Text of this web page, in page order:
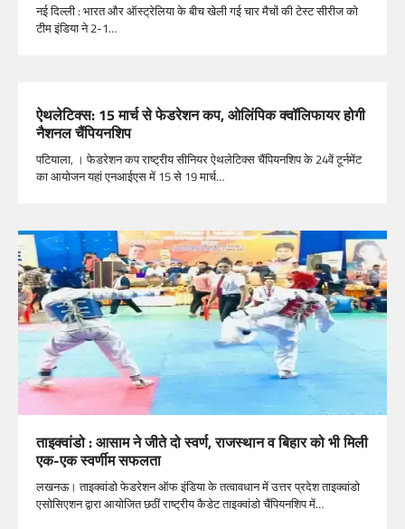
नई दिल्ली : भारत और ऑस्ट्रेलिया के बीच खेली गई चार मैचों की टेस्ट सीरीज को
टीम इंडिया ने 2-1…
ऐथलेटिक्स: 15 मार्च से फेडरेशन कप, ओलिंपिक क्वॉलिफायर होगी
नैशनल चैंपियनशिप
पटियाला, । फेडरेशन कप राष्ट्रीय सीनियर ऐथलेटिक्स चैंपियनशिप के 24वें टूर्नमेंट
का आयोजन यहां एनआईएस में 15 से 19 मार्च…
ताइक्वांडो : आसाम ने जीते दो स्वर्ण, राजस्थान व बिहार को भी मिली
एक-एक स्वर्णीम सफलता
लखनऊ। ताइक्वांडो फेडरेशन ऑफ इंडिया के तत्वावधान में उत्तर प्रदेश ताइक्वांडो
एसोसिएशन द्वारा आयोजित छठीं राष्ट्रीय कैडेट ताइक्वांडो चैंपियनशिप में…